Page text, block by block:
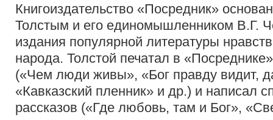
Книгоиздательство «Посредник»
Толстым и его единомышленником В.Г.
издания популярной литературы
народа. Толстой печатал в
(«Чем люди живы», «Бог правду видит,
«Кавказский пленник» и др.) и написал
рассказов («Где любовь, там и Бог»,